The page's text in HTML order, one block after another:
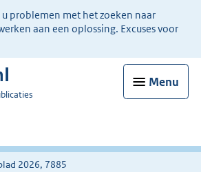
problemen met het zoeken naar
aan een oplossing. Excuses voor
Menu
2026, 7885